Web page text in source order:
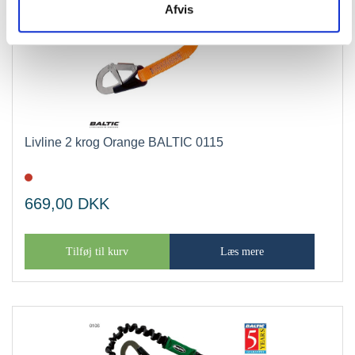
Afvis
Livline 2 krog Orange BALTIC 0115
669,00 DKK
Tilføj til kurv Læs mere